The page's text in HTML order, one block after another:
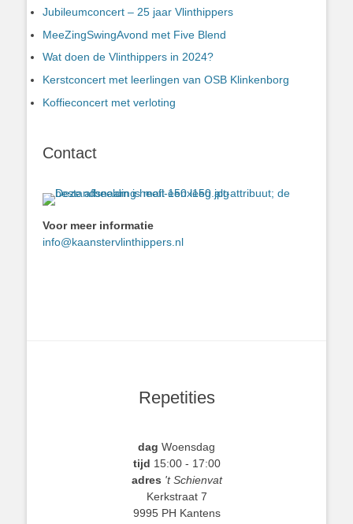
Jubileumconcert – 25 jaar Vlinthippers
MeeZingSwingAvond met Five Blend
Wat doen de Vlinthippers in 2024?
Kerstconcert met leerlingen van OSB Klinkenborg
Koffieconcert met verloting
Contact
Voor meer informatie
info@kaanstervlinthippers.nl
Repetities
dag Woensdag
tijd 15:00 - 17:00
adres 't Schienvat
Kerkstraat 7
9995 PH Kantens